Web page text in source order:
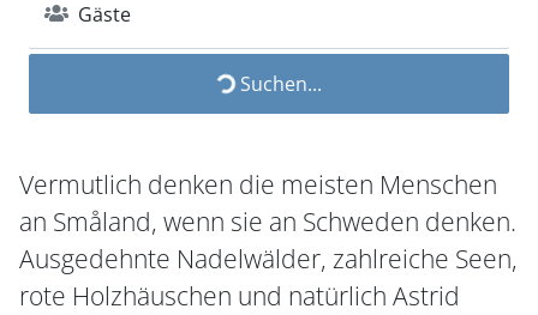
Gäste
Suchen...
Vermutlich denken die meisten Menschen
an Småland, wenn sie an Schweden denken.
Ausgedehnte Nadelwälder, zahlreiche Seen,
rote Holzhäuschen und natürlich Astrid